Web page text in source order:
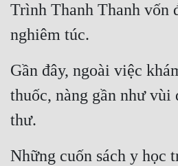
Trình Thanh Thanh vốn
nghiêm túc.
Gần đây, ngoài việc
thuốc, nàng gần như vùi
thư.
Những cuốn sách y học